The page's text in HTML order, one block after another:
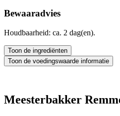
Bewaaradvies
Houdbaarheid: ca. 2 dag(en).
Meesterbakker